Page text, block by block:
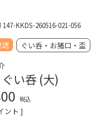
147-KKDS-260516-021-056
送 ぐい呑・お猪口・盃
い呑 (大)
税込
ント ]